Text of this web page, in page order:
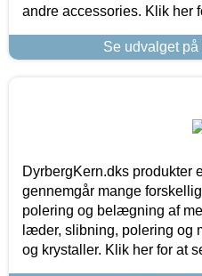
andre accessories. Klik her
Se udvalget
DyrbergKern.dks produkter
gennemgår mange
polering og belægning af
læder, slibning, polering og
og krystaller. Klik her for at